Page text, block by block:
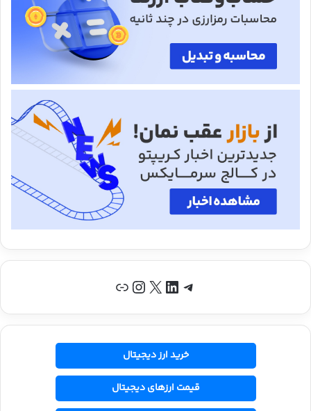
تلگرام لینکداین X اینستاگرم پیوند
خرید ارز دیجیتال
قیمت ارزهای دیجیتال